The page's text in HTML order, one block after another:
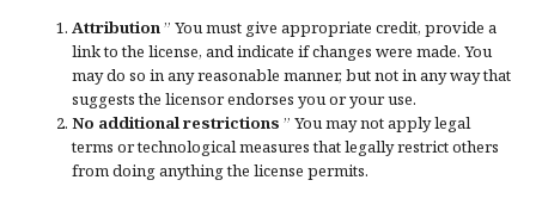
Attribution” You must give appropriate credit, provide a
link to the license, andindicate if changes were made. You
may do so in any reasonable manner, but not in any way that
suggests the licensor endorses you or your use.
No additional restrictions ” You may not apply legal
terms ortechnological measuresthat legally restrict others
from doing anything the license permits.